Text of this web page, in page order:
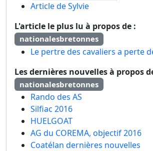
Article de Sylvie
L'article le plus lu à propos de :
nationalesbretonnes
Le pertre des cavaliers a perte
Les dernières nouvelles à propos
nationalesbretonnes
Rando des AS
Silfiac 2016
HUELGOAT
AG du COREMA, objectif 2016
Coatélan dernières nouvelles